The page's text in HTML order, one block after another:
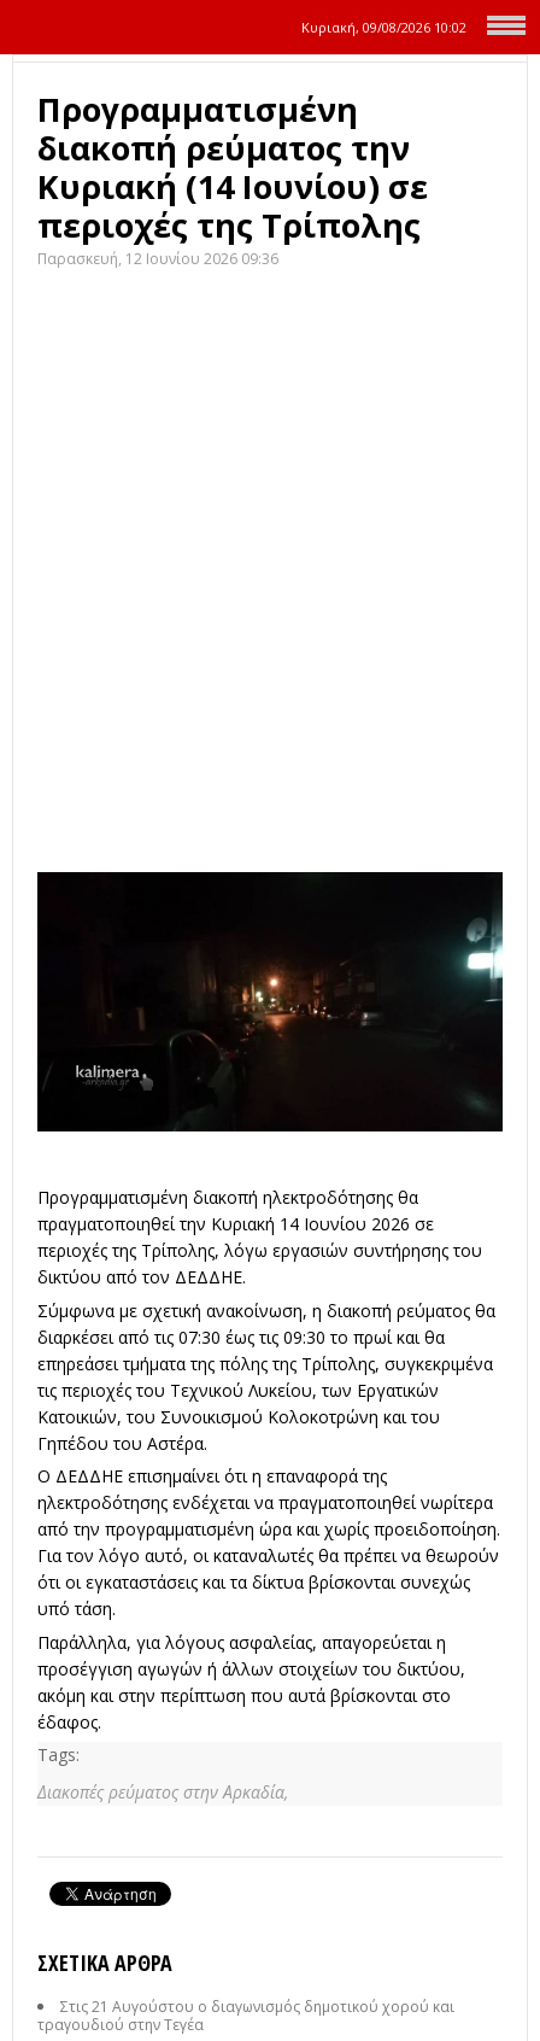
Κυριακή, 09/08/2026 10:02
Προγραμματισμένη
διακοπή ρεύματος την
Κυριακή (14 Ιουνίου) σε
περιοχές της Τρίπολης
Παρασκευή, 12 Ιουνίου 2026 09:36
Προγραμματισμένη διακοπή ηλεκτροδότησης θα
πραγματοποιηθεί την Κυριακή 14 Ιουνίου 2026 σε
περιοχές της Τρίπολης, λόγω εργασιών συντήρησης του
δικτύου από τον ΔΕΔΔΗΕ.
Σύμφωνα με σχετική ανακοίνωση, η διακοπή ρεύματος θα
διαρκέσει από τις 07:30 έως τις 09:30 το πρωί και θα
επηρεάσει τμήματα της πόλης της Τρίπολης, συγκεκριμένα
τις περιοχές του Τεχνικού Λυκείου, των Εργατικών
Κατοικιών, του Συνοικισμού Κολοκοτρώνη και του
Γηπέδου του Αστέρα.
Ο ΔΕΔΔΗΕ επισημαίνει ότι η επαναφορά της
ηλεκτροδότησης ενδέχεται να πραγματοποιηθεί νωρίτερα
από την προγραμματισμένη ώρα και χωρίς προειδοποίηση.
Για τον λόγο αυτό, οι καταναλωτές θα πρέπει να θεωρούν
ότι οι εγκαταστάσεις και τα δίκτυα βρίσκονται συνεχώς
υπό τάση.
Παράλληλα, για λόγους ασφαλείας, απαγορεύεται η
προσέγγιση αγωγών ή άλλων στοιχείων του δικτύου,
ακόμη και στην περίπτωση που αυτά βρίσκονται στο
έδαφος.
Tags:
Διακοπές ρεύματος στην Αρκαδία,
ΣΧΕΤΙΚΆ ΆΡΘΡΑ
Στις 21 Αυγούστου ο διαγωνισμός δημοτικού χορού και
τραγουδιού στην Τεγέα